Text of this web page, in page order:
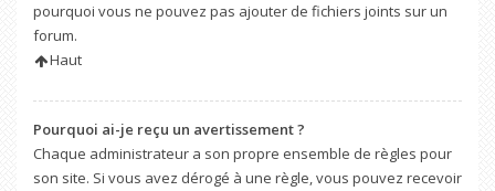
pourquoi vous ne pouvez pas ajouter de fichiers joints sur un
forum.
Haut
Pourquoi ai-je reçu un avertissement ?
Chaque administrateur a son propre ensemble de règles pour
son site. Si vous avez dérogé à une règle, vous pouvez recevoir